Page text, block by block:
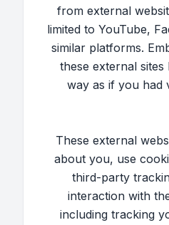
from external
limited to YouTube,
similar platforms.
these external sites
way as if you had
These external
about you, use
third-party
interaction with
including tracking